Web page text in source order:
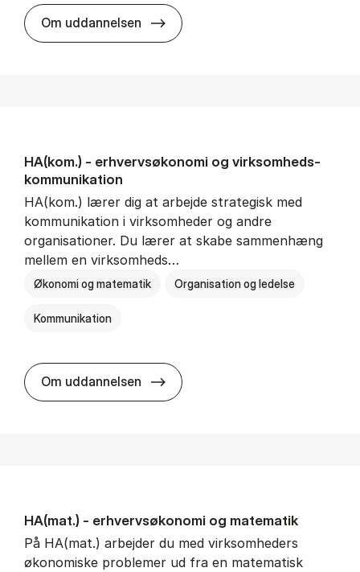
Om uddannelsen HA(jur.) - erhvervs­økonomi og
HA(kom.) - erhvervs­økonomi og virksomheds­
kommunikation
HA(kom.) lærer dig at arbejde strategisk med
kommunikation i virksomheder og andre
organisationer. Du lærer at skabe sammenhæng
mellem en virksomheds…
Økonomi og matematik Organisation og ledelse
Kommunikation
Om uddannelsen HA(kom.) - erhvervs­økonomi
HA(mat.) - erhvervs­økonomi og ma­te­ma­tik
På HA(mat.) arbejder du med virksomheders
økonomiske problemer ud fra en matematisk